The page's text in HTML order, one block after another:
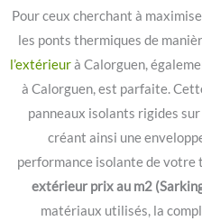
Pour ceux cherchant à
les ponts thermiques de
l’extérieurà Calorguen,
à Calorguen, est parfaite.
panneaux isolants rigides
créant ainsi une
performance isolante de votre
extérieur prix au m2
matériaux utilisés, la